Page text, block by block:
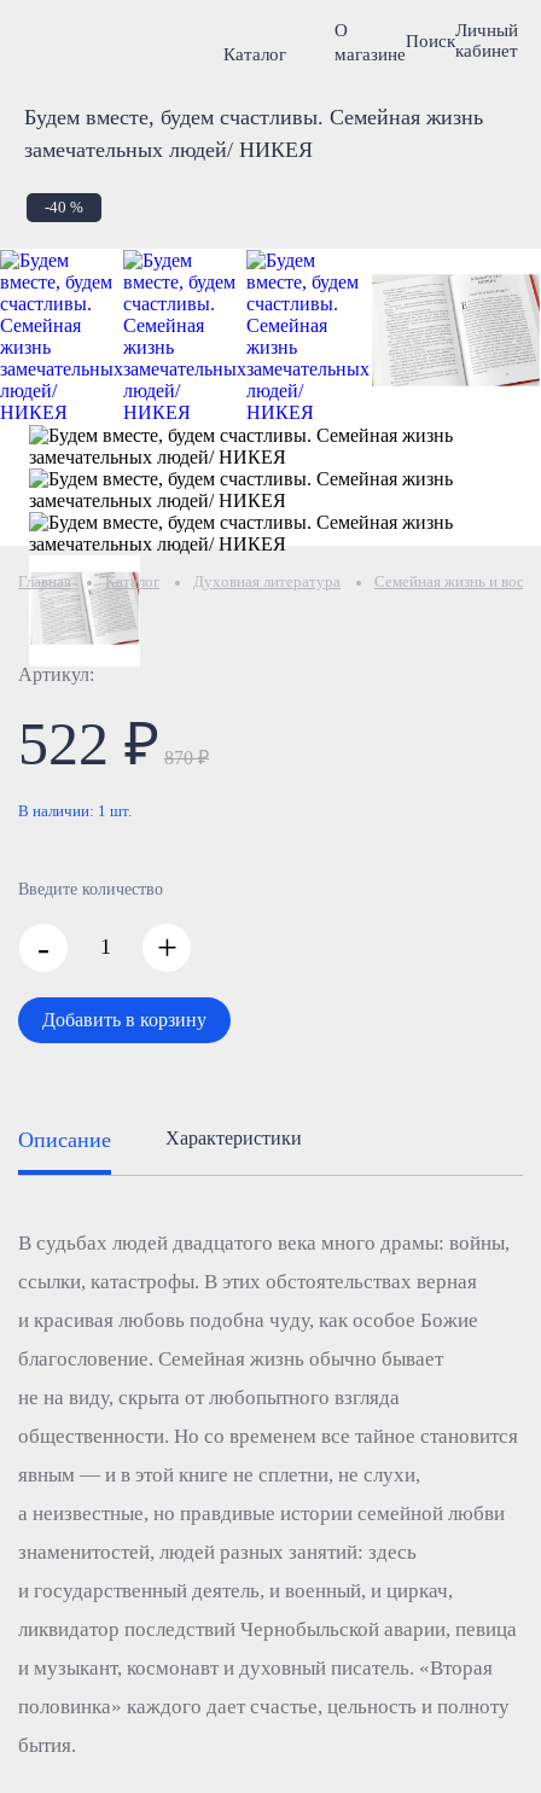
Каталог
О
магазине
Поиск
Личный
кабинет
Будем вместе, будем счастливы. Семейная жизнь
замечательных людей/ НИКЕЯ
-40 %
Главная Каталог Духовная литература Семейная жизнь и
Артикул:
522 ₽ 870 ₽
В наличии: 1 шт.
Введите количество
- +
Добавить в корзину
Описание Характеристики
В судьбах людей двадцатого века много драмы: войны,
ссылки, катастрофы. В этих обстоятельствах верная
и красивая любовь подобна чуду, как особое Божие
благословение. Семейная жизнь обычно бывает
не на виду, скрыта от любопытного взгляда
общественности. Но со временем все тайное становится
явным — и в этой книге не сплетни, не слухи,
а неизвестные, но правдивые истории семейной любви
знаменитостей, людей разных занятий: здесь
и государственный деятель, и военный, и циркач,
ликвидатор последствий Чернобыльской аварии, певица
и музыкант, космонавт и духовный писатель. «Вторая
половинка» каждого дает счастье, цельность и полноту
бытия.